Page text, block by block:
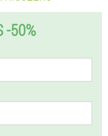
-50%